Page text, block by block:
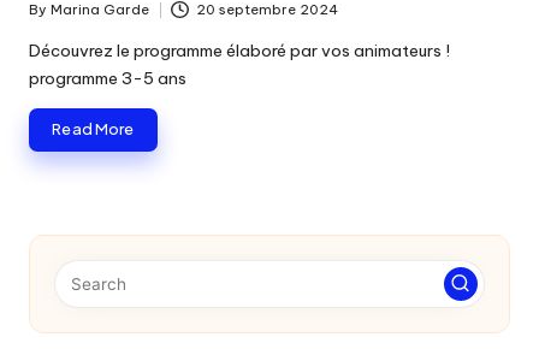
Posted
by
By Marina Garde 20 septembre 2024
Découvrez le programme élaboré par vos animateurs !
programme 3-5 ans
Read More